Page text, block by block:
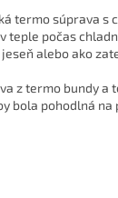
termo súprava s
teple počas
alebo ako
z termo bundy a
bola pohodlná na